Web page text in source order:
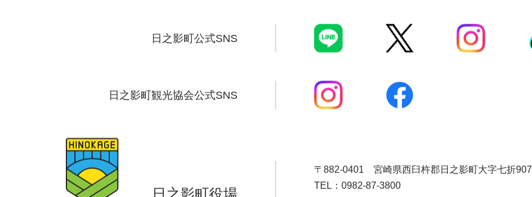
日之影町公式SNS
日之影町観光協会公式SNS
日之影町役場
〒882-0401
宮崎県西臼杵郡日之影町大字七折
TEL：0982-87-3800